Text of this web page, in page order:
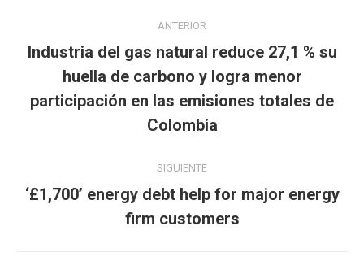
entre
publicaciones
ANTERIOR
Publicación
anterior:
Industria del gas natural reduce 27,1 % su
huella de carbono y logra menor
participación en las emisiones totales de
Colombia
SIGUIENTE
Publicación
siguiente:
‘£1,700’ energy debt help for major energy
firm customers